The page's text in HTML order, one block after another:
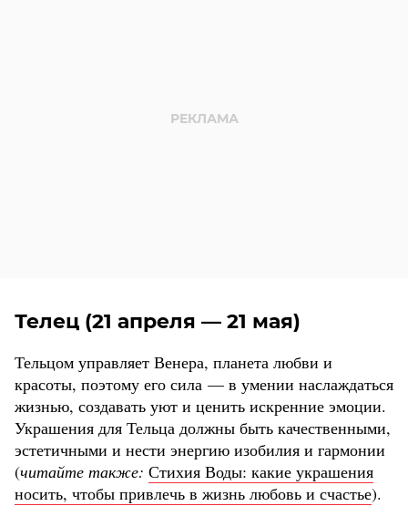
Телец (21 апреля — 21 мая)
Тельцом управляет Венера, планета любви и
красоты, поэтому его сила — в умении наслаждаться
жизнью, создавать уют и ценить искренние эмоции.
Украшения для Тельца должны быть качественными,
эстетичными и нести энергию изобилия и гармонии
(читайте также: Стихия Воды: какие украшения
носить, чтобы привлечь в жизнь любовь и счастье).